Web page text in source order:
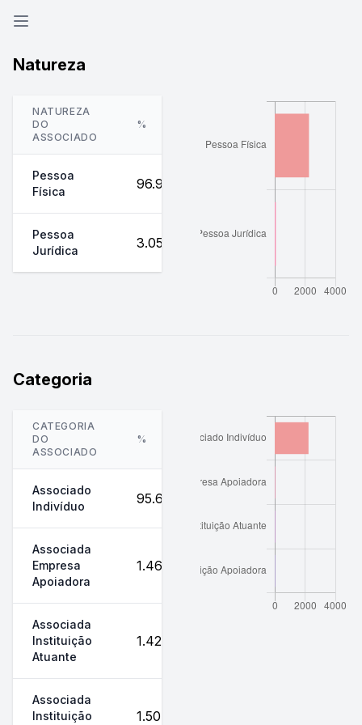
Natureza
NATUREZA
DO
ASSOCIADO
%
Pessoa
Física
96.95%
Pessoa
Jurídica
3.05%
Categoria
CATEGORIA
DO
ASSOCIADO
% QTD.
Associado
Indivíduo
95.62%
Associada
Empresa
Apoiadora
1.46% 34
Associada
Instituição
Atuante
1.42%
Associada
Instituição
1.50%